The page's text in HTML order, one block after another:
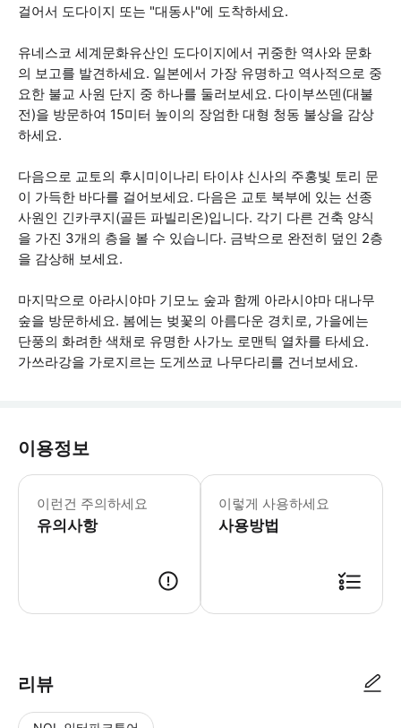
걸어서 도다이지 또는 "대동사"에 도착하세요.
유네스코 세계문화유산인 도다이지에서 귀중한 역사와 문화
의 보고를 발견하세요. 일본에서 가장 유명하고 역사적으로 중
요한 불교 사원 단지 중 하나를 둘러보세요. 다이부쓰덴(대불
전)을 방문하여 15미터 높이의 장엄한 대형 청동 불상을 감상
하세요.
다음으로 교토의 후시미이나리 타이샤 신사의 주홍빛 토리 문
이 가득한 바다를 걸어보세요. 다음은 교토 북부에 있는 선종
사원인 긴카쿠지(골든 파빌리온)입니다. 각기 다른 건축 양식
을 가진 3개의 층을 볼 수 있습니다. 금박으로 완전히 덮인 2층
을 감상해 보세요.
마지막으로 아라시야마 기모노 숲과 함께 아라시야마 대나무
숲을 방문하세요. 봄에는 벚꽃의 아름다운 경치로, 가을에는
단풍의 화려한 색채로 유명한 사가노 로맨틱 열차를 타세요.
가쓰라강을 가로지르는 도게쓰쿄 나무다리를 건너보세요.
이용정보
이런건 주의하세요
유의사항
호스트가 티켓 구매 및 게스트와 함께
이렇게 사용하세요
사용방법
리뷰